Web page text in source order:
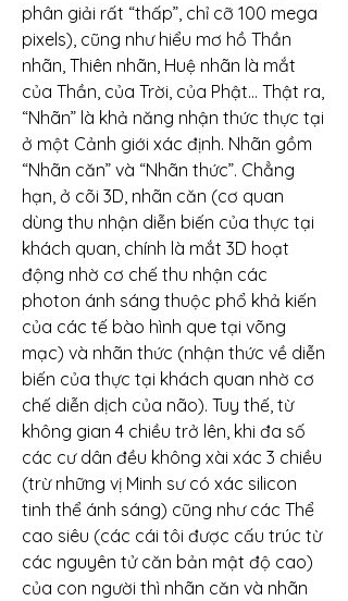
phân giải rất “thấp”, chỉ cỡ 100 mega
pixels), cũng như hiểu mơ hồ Thần
nhãn, Thiên nhãn, Huệ nhãn là mắt
của Thần, của Trời, của Phật… Thật ra,
“Nhãn” là khả năng nhận thức thực tại
ở một Cảnh giới xác định. Nhãn gồm
“Nhãn căn” và “Nhãn thức”. Chẳng
hạn, ở cõi 3D, nhãn căn (cơ quan
dùng thu nhận diễn biến của thực tại
khách quan, chính là mắt 3D hoạt
động nhờ cơ chế thu nhận các
photon ánh sáng thuộc phổ khả kiến
của các tế bào hình que tại võng
mạc) và nhãn thức (nhận thức về diễn
biến của thực tại khách quan nhờ cơ
chế diễn dịch của não). Tuy thế, từ
không gian 4 chiều trở lên, khi đa số
các cư dân đều không xài xác 3 chiều
(trừ những vị Minh sư có xác silicon
tinh thể ánh sáng) cũng như các Thể
cao siêu (các cái tôi được cấu trúc từ
các nguyên tử căn bản mật độ cao)
của con người thì nhãn căn và nhãn